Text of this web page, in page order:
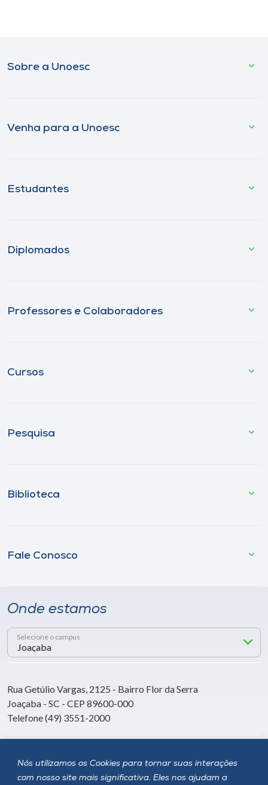
Nós utilizamos os Cookies para tornar suas interações
com nosso site mais significativa. Eles nos ajudam a
Sobre a Unoesc
Venha para a Unoesc
Estudantes
Diplomados
Professores e Colaboradores
Cursos
Pesquisa
Biblioteca
Fale Conosco
Onde estamos
Selecione o campus
Rua Getúlio Vargas, 2125 - Bairro Flor da Serra
Joaçaba - SC - CEP 89600-000
Telefone (49) 3551-2000
Siga a Unoesc